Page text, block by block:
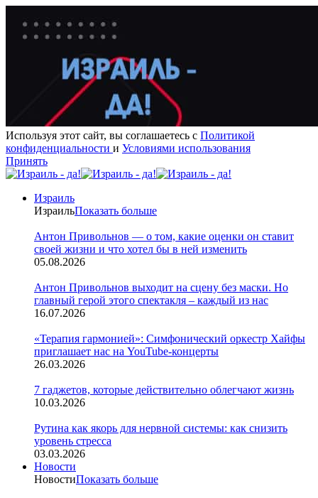
Используя этот сайт, вы соглашаетесь с Политикой
конфиденциальности и Условиями использования
Принять
Израиль
ИзраильПоказать больше
Антон Привольнов — о том, какие оценки он ставит
своей жизни и что хотел бы в ней изменить
05.08.2026
Антон Привольнов выходит на сцену без маски. Но
главный герой этого спектакля – каждый из нас
16.07.2026
«Терапия гармонией»: Симфонический оркестр Хайфы
приглашает нас на YouTube-концерты
26.03.2026
7 гаджетов, которые действительно облегчают жизнь
10.03.2026
Рутина как якорь для нервной системы: как снизить
уровень стресса
03.03.2026
Новости
НовостиПоказать больше